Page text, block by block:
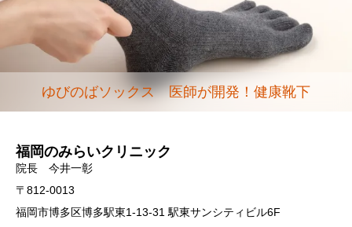
ゆびのばソックス 医師が開発！健康靴下
福岡のみらいクリニック
院長 今井一彰
〒812-0013
福岡市博多区博多駅東1-13-31 駅東サンシティビル6F